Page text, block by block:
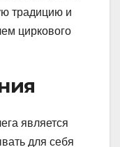
традицию и
циркового
является
для себя